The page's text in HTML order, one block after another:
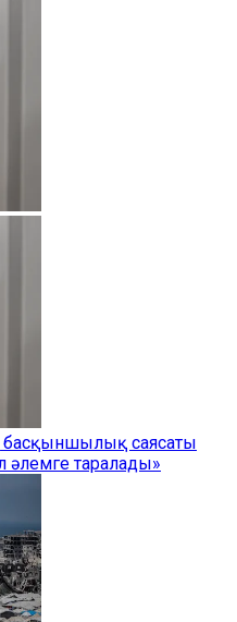
басқыншылық саясаты
әлемге таралады»